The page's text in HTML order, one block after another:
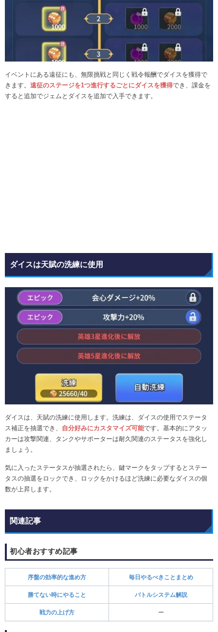
イベントにある遠征にも、無限挑戦と同じく戦令報酬でダイスを獲得で
きます。 遠征のステージを1つ進行するごとにダイスを獲得でき、課金を
すると追加でジェムとダイスを追加で入手できます。
ダイスは天賦の洗練に使用
ダイスは、天賦の洗練に使用します。洗練は、ダイスの使用でステータ
ス補正を抽選でき、 自分好みにカスタマイズ可能です。基本的にアタッ
カーは攻撃関連、タンクやサポーターは耐久関連のステータスを強化し
ましょう。
気に入ったステータスが抽選されたら、鍵マークをタップするとステー
タスの抽選をロックでき、ロックをかけるほど洗練に必要なダイスの個
数が上昇します。
関連記事
初心者おすすめ記事
序盤の効率的な進め方 毎日やるべきことまとめ
勝てない時にやること バトルシステム解説
戦力の上げ方 ー